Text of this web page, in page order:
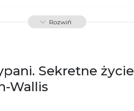
K800699
Rozwiń
Sekretne życie
Wallis